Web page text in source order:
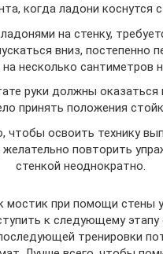
когда ладони коснутся
на стенку,
вниз, постепенно
на несколько сантиметров
руки должны оказаться
принять положения
чтобы освоить технику
желательно повторить
стенкой неоднократно.
мостик при помощи стены
к следующему этапу
тренировки